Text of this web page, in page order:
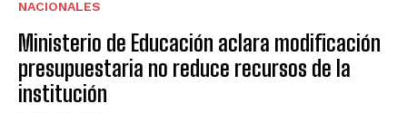
NACIONALES
Ministerio de Educación aclara modificación
presupuestaria no reduce recursos de la
institución